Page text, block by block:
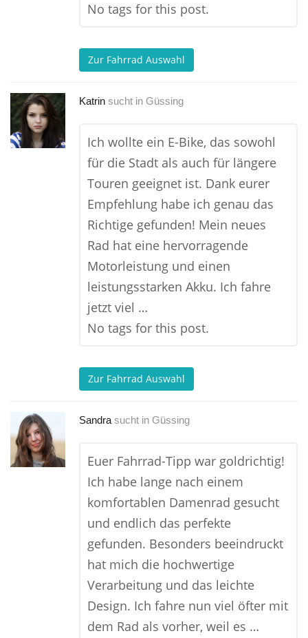
No tags for this post.
Zur Fahrrad Auswahl
Katrin sucht in Güssing
Ich wollte ein E-Bike, das sowohl
für die Stadt als auch für längere
Touren geeignet ist. Dank eurer
Empfehlung habe ich genau das
Richtige gefunden! Mein neues
Rad hat eine hervorragende
Motorleistung und einen
leistungsstarken Akku. Ich fahre
jetzt viel …
No tags for this post.
Zur Fahrrad Auswahl
Sandra sucht in Güssing
Euer Fahrrad-Tipp war goldrichtig!
Ich habe lange nach einem
komfortablen Damenrad gesucht
und endlich das perfekte
gefunden. Besonders beeindruckt
hat mich die hochwertige
Verarbeitung und das leichte
Design. Ich fahre nun viel öfter mit
dem Rad als vorher, weil es …